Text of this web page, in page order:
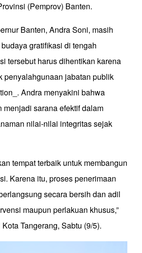
(Pemprov) Banten.
Banten, Andra Soni, masih
gratifikasi di tengah
tersebut harus dihentikan karena
penyalahgunaan jabatan publik
Andra menyakini bahwa
menjadi sarana efektif dalam
nilai-nilai integritas sejak
tempat terbaik untuk membangun
Karena itu, proses penerimaan
secara bersih dan adil
maupun perlakuan khusus,”
Tangerang, Sabtu (9/5).